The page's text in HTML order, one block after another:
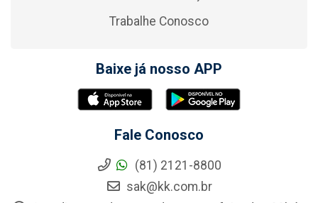
Trabalhe Conosco
Baixe já nosso APP
Fale Conosco
(81) 2121-8800
sak@kk.com.br